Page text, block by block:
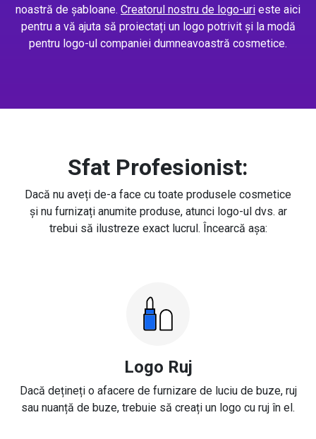
noastră de șabloane. Creatorul nostru de logo-uri este aici
pentru a vă ajuta să proiectați un logo potrivit și la modă
pentru logo-ul companiei dumneavoastră cosmetice.
Sfat Profesionist:
Dacă nu aveți de-a face cu toate produsele cosmetice
și nu furnizați anumite produse, atunci logo-ul dvs. ar
trebui să ilustreze exact lucrul. Încearcă așa:
Logo Ruj
Dacă dețineți o afacere de furnizare de luciu de buze, ruj
sau nuanță de buze, trebuie să creați un logo cu ruj în el.